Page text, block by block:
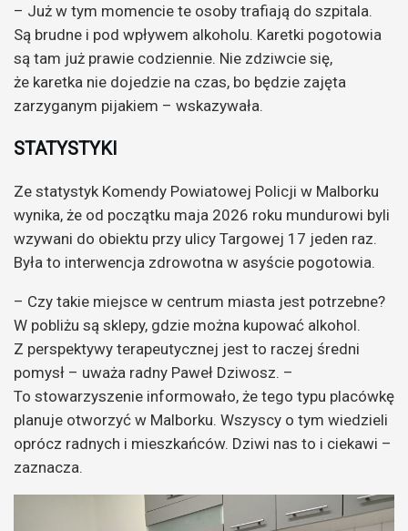
– Już w tym momencie te osoby trafiają do szpitala.
Są brudne i pod wpływem alkoholu. Karetki pogotowia
są tam już prawie codziennie. Nie zdziwcie się,
że karetka nie dojedzie na czas, bo będzie zajęta
zarzyganym pijakiem – wskazywała.
STATYSTYKI
Ze statystyk Komendy Powiatowej Policji w Malborku
wynika, że od początku maja 2026 roku mundurowi byli
wzywani do obiektu przy ulicy Targowej 17 jeden raz.
Była to interwencja zdrowotna w asyście pogotowia.
– Czy takie miejsce w centrum miasta jest potrzebne?
W pobliżu są sklepy, gdzie można kupować alkohol.
Z perspektywy terapeutycznej jest to raczej średni
pomysł – uważa radny Paweł Dziwosz. –
To stowarzyszenie informowało, że tego typu placówkę
planuje otworzyć w Malborku. Wszyscy o tym wiedzieli
oprócz radnych i mieszkańców. Dziwi nas to i ciekawi –
zaznacza.